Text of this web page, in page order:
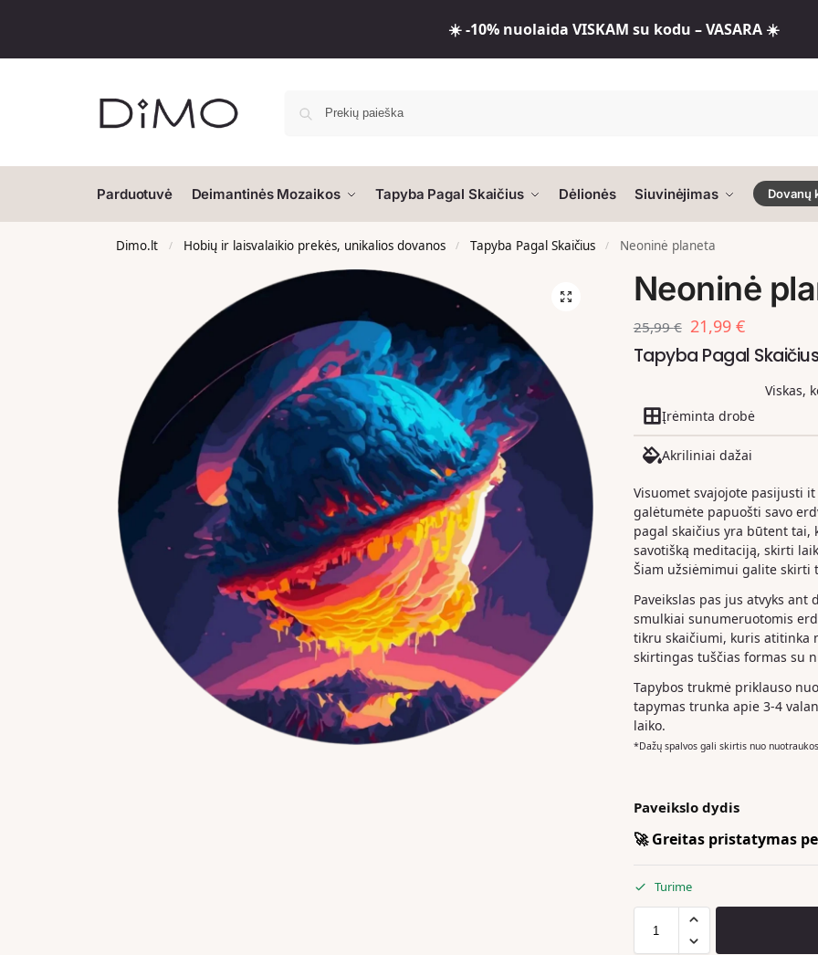
☀️ -10% nuolaida VISKAM su kodu – VASARA ☀️
Parduotuvė Deimantinės Mozaikos Tapyba Pagal Skaičius Dėlionės Siuvinėjimas Dovanų
Dimo.lt / Hobių ir laisvalaikio prekės, unikalios dovanos / Tapyba Pagal Skaičius / Neoninė planeta
Neoninė
25,99€ 21,99 €
Tapyba Pagal
Viskas,
Įrėminta drobė
Akriliniai dažai
Visuomet svajojote pasijusti
galėtumėte papuošti savo
pagal skaičius yra būtent tai,
savotišką meditaciją, skirti
Šiam užsiėmimui galite skirti
Paveikslas pas jus atvyks
smulkiai sunumeruotomis
tikru skaičiumi, kuris atitinka
skirtingas tuščias formas su
Tapybos trukmė priklauso
tapymas trunka apie 3-4
laiko.
*Dažų spalvos gali skirtis nuo nuotraukos
Paveikslo dydis
🚀 Greitas pristatymas
Turime